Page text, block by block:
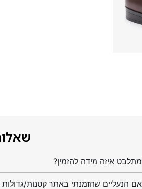
מתלבט איזה מידה להזמין?
אם הנעליים שהזמנתי באתר קטנות/